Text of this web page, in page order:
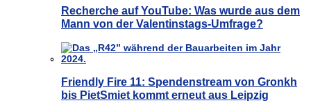
Recherche auf YouTube: Was wurde aus dem
Mann von der Valentinstags-Umfrage?
Friendly Fire 11: Spendenstream von Gronkh
bis PietSmiet kommt erneut aus Leipzig